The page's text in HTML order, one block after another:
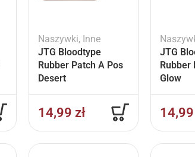
Naszywki, Inne
JTG Bloodtype
Rubber Patch A Pos
Desert
14,99 zł
JTG
Rubber
Glow